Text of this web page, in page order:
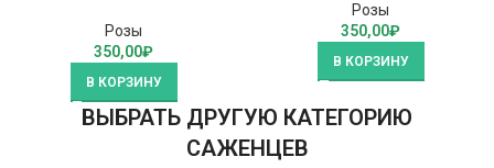
Розы
350,00₽
В КОРЗИНУ
Розы
350,00₽
В КОРЗИНУ
ВЫБРАТЬ ДРУГУЮ КАТЕГОРИЮ
САЖЕНЦЕВ